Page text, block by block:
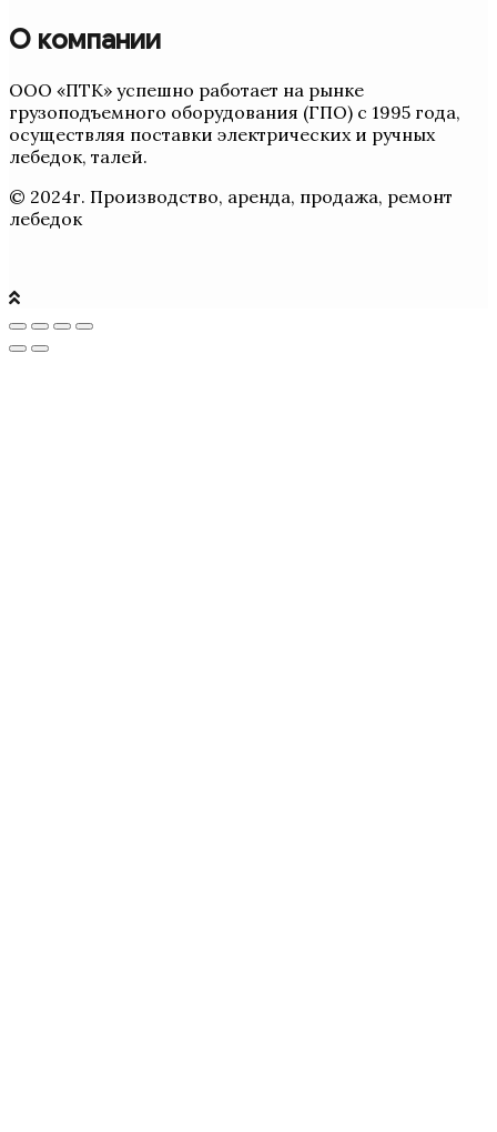
О компании
ООО «ПТК» успешно работает на рынке
грузоподъемного оборудования (ГПО) с 1995 года,
осуществляя поставки электрических и ручных
лебедок, талей.
© 2024г. Производство, аренда, продажа, ремонт
лебедок